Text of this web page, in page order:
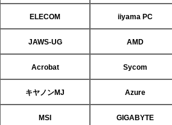
ELECOM iiyama PC
JAWS-UG AMD
Acrobat Sycom
キヤノンMJ Azure
MSI GIGABYTE